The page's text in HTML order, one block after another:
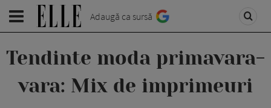
Adaugă ca sursă
Tendinte moda primavara-
vara: Mix de imprimeuri